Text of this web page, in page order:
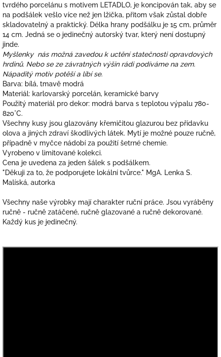
tvrdého porcelánu s motivem LETADLO, je koncipován tak, aby se
na podšálek vešlo více než jen lžička, přitom však zůstal dobře
skladovatelný a praktický. Délka hrany podšálku je 15 cm, průměr
14 cm. Jedná se o jedinečný autorský tvar, který není dostupný
jinde.
Myšlenky nás možná zavedou k uctění statečnosti opravdových
hrdinů. Nebo se ze závratných výšin rádi podíváme na zem.
Nápaditý motiv potěší a líbí se.
Barva: bílá, tmavě modrá
Materiál: karlovarský porcelán, keramické barvy
Použitý materiál pro dekor: modrá barva s teplotou výpalu 780-
820°C.
Všechny kusy jsou glazovány křemičitou glazurou bez přídavku
olova a jiných zdraví škodlivých látek. Mytí je možné pouze ručně,
případně v myčce nádobí za použití šetrné chemie.
Vyrobeno v limitované kolekci.
Cena je uvedena za jeden šálek s podšálkem.
"Děkuji za to, že podporujete lokální tvůrce." MgA. Lenka S.
Malíská, autorka
Všechny naše výrobky mají charakter ruční práce. Jsou vyráběny
ručně - ručně zatáčené, ručně glazované a ručně dekorované.
Každý kus je jedinečný.